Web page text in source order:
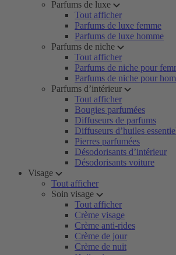
Parfums de luxe
Tout afficher
Parfums de luxe femme
Parfums de luxe homme
Parfums de niche
Tout afficher
Parfums de niche pour
Parfums de niche pour
Parfums d’intérieur
Tout afficher
Bougies parfumées
Diffuseurs de parfums
Diffuseurs d’huiles
Pierres parfumées
Désodorisants d’intérieur
Désodorisants voiture
Visage
Tout afficher
Soin visage
Tout afficher
Crème visage
Crème anti-rides
Crème de jour
Crème de nuit